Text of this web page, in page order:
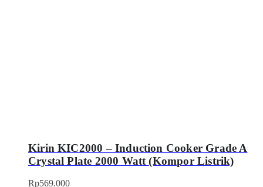
Kirin KIC2000 – Induction Cooker Grade A
Crystal Plate 2000 Watt (Kompor Listrik)
Rp569.000